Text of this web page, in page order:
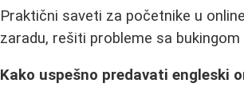
Praktični saveti za početnike u
zaradu, rešiti probleme sa
Kako uspešno predavati engleski